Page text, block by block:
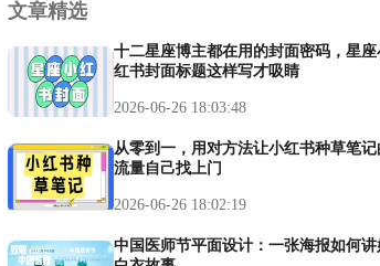
文章精选
十二星座博主都在用的封面密码，星座
红书封面标题这样写才吸睛
2026-06-26 18:03:48
从零到一，用对方法让小红书种草笔记
流量自己找上门
2026-06-26 18:02:19
中国医师节平面设计：一张海报如何讲